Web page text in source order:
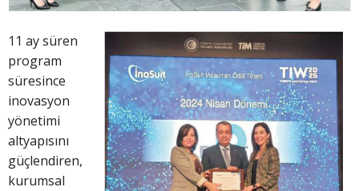
11 ay süren
program
süresince
inovasyon
yönetimi
altyapısını
güçlendiren,
kurumsal